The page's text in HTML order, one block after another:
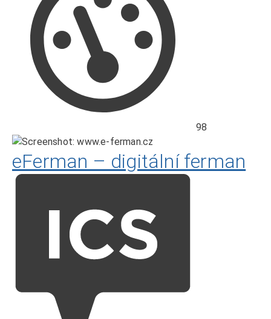
98
eFerman – digitální ferman